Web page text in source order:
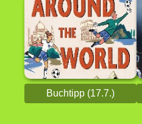
Buchtipp (17.7.)